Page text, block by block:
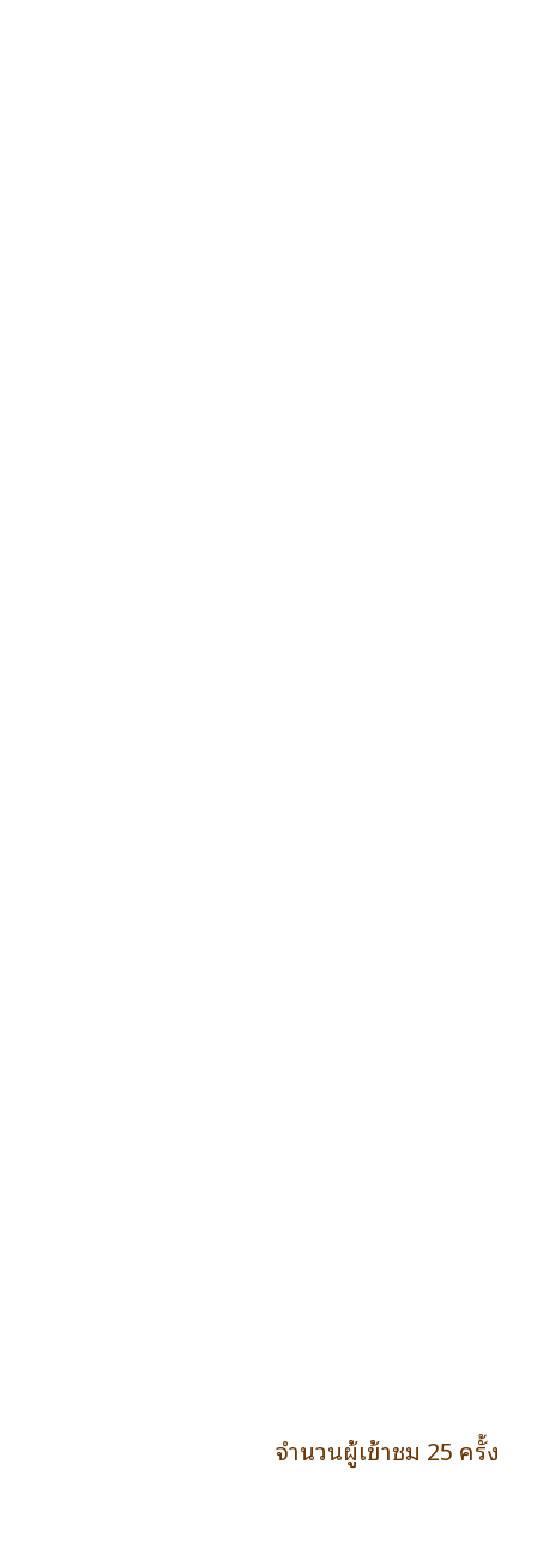
จำนวนผู้เข้าชม 25 ครั้ง